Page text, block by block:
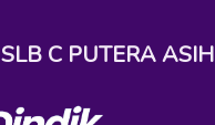
SLB C PUTERA ASIH